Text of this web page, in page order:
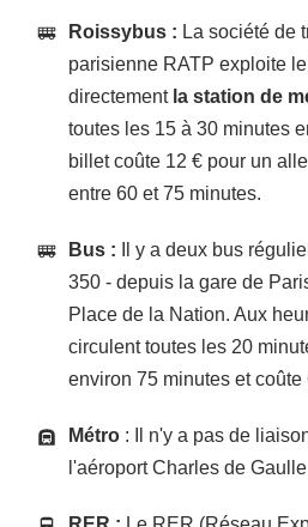
Roissybus : La société de
parisienne RATP exploite
directement la station de
toutes les 15 à 30 minutes
billet coûte 12 € pour un
entre 60 et 75 minutes.
Bus :
Il y a deux bus
350 - depuis la gare de
Place de la Nation. Aux
circulent toutes les 20
environ 75 minutes et coûte
Métro : Il n'y a pas de
l'aéroport Charles de